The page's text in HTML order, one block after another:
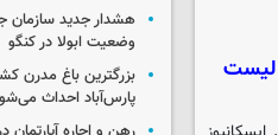
لیست
هشدار جدید سازمان
وضعیت ابولا در کنگو
پارس‌آباد احداث